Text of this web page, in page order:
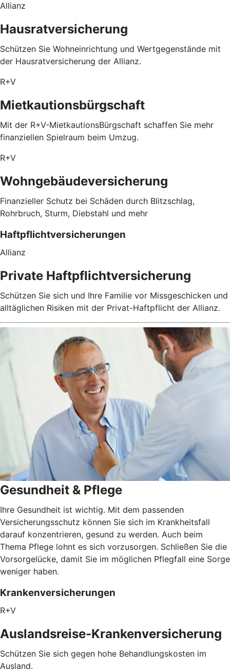
Allianz
Hausratversicherung
Schützen Sie Wohneinrichtung und Wertgegenstände mit
der Hausratversicherung der Allianz.
R+V
Mietkautionsbürgschaft
Mit der R+V-MietkautionsBürgschaft schaffen Sie mehr
finanziellen Spielraum beim Umzug.
R+V
Wohngebäudeversicherung
Finanzieller Schutz bei Schäden durch Blitzschlag,
Rohrbruch, Sturm, Diebstahl und mehr
Haftpflichtversicherungen
Allianz
Private Haftpflichtversicherung
Schützen Sie sich und Ihre Familie vor Missgeschicken und
alltäglichen Risiken mit der Privat-Haftpflicht der Allianz.
Gesundheit & Pflege
Ihre Gesundheit ist wichtig. Mit dem passenden
Versicherungsschutz können Sie sich im Krankheitsfall
darauf konzentrieren, gesund zu werden. Auch beim
Thema Pflege lohnt es sich vorzusorgen. Schließen Sie die
Vorsorgelücke, damit Sie im möglichen Pflegfall eine Sorge
weniger haben.
Krankenversicherungen
R+V
Auslandsreise-Krankenversicherung
Schützen Sie sich gegen hohe Behandlungskosten im
Ausland.